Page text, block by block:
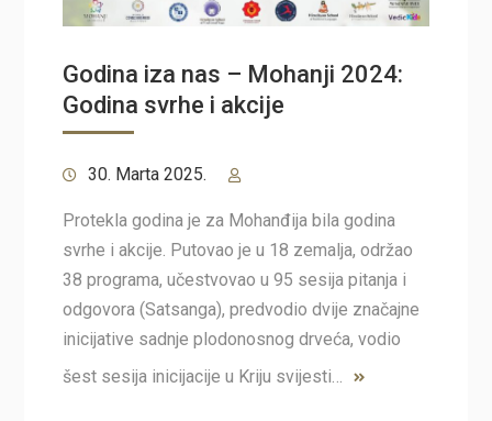
Godina iza nas – Mohanji 2024:
Godina svrhe i akcije
30. Marta 2025.
Protekla godina je za Mohanđija bila godina
svrhe i akcije. Putovao je u 18 zemalja, održao
38 programa, učestvovao u 95 sesija pitanja i
odgovora (Satsanga), predvodio dvije značajne
inicijative sadnje plodonosnog drveća, vodio
šest sesija inicijacije u Kriju svijesti…